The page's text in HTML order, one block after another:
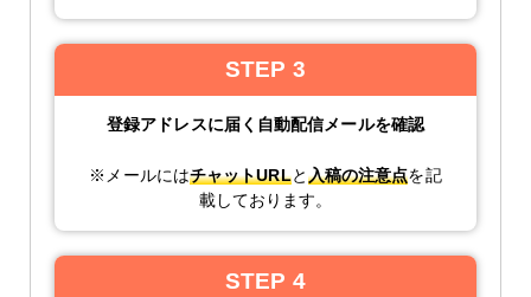
STEP 3
登録アドレスに届く自動配信メールを確認
※メールにはチャットURLと入稿の注意点を記
載しております。
STEP 4